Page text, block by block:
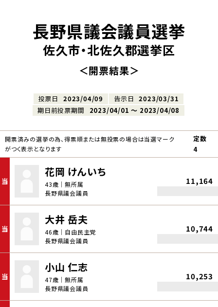
長野県議会議員選挙
佐久市・北佐久郡選挙区
＜開票結果＞
投票日 2023/04/09 告示日
2023/03/31
期日前投票期間
2023/04/01 〜 2023/04/08
開票済みの選挙の為、得票順または無投票の場合は当選マーク
がつく表示となります
定数
4
当
花岡 けんいち
43歳｜無所属
長野県議会議員
11,164
当
大井 岳夫
46歳｜自由民主党
長野県議会議員
10,744
当
小山 仁志
47歳｜無所属
長野県議会議員
10,253